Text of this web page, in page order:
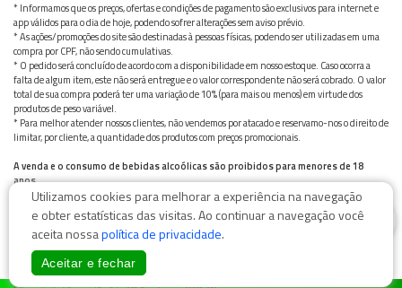
* Informamos que os preços, ofertas e condições de pagamento são exclusivos para internet e
app válidos para o dia de hoje, podendo sofrer alterações sem aviso prévio.
* As ações/promoções do site são destinadas à pessoas físicas, podendo ser utilizadas em uma
compra por CPF, não sendo cumulativas.
* O pedido será concluído de acordo com a disponibilidade em nosso estoque. Caso ocorra a
falta de algum item, este não será entregue e o valor correspondente não será cobrado. O valor
total de sua compra poderá ter uma variação de 10% (para mais ou menos) em virtude dos
produtos de peso variável.
* Para melhor atender nossos clientes, não vendemos por atacado e reservamo-nos o direito de
limitar, por cliente, a quantidade dos produtos com preços promocionais.
A venda e o consumo de bebidas alcoólicas são proibidos para menores de 18
anos.
Bebida alcoólica pode causar dependência química e, em excesso, provoca graves males à saúde.
Beba com moderação
Utilizamos cookies para melhorar a experiência na navegação
e obter estatísticas das visitas. Ao continuar a navegação você
aceita nossapolítica de privacidade.
Aceitar e fechar